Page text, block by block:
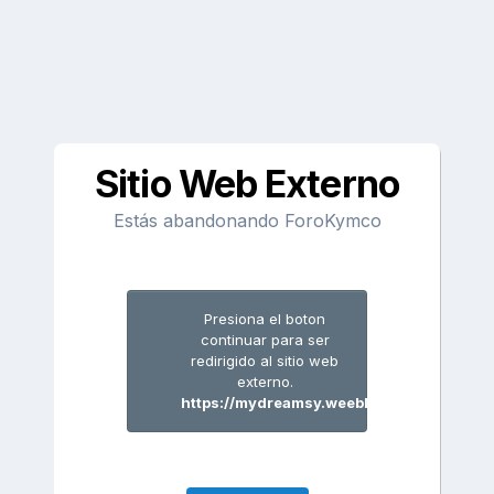
Sitio Web Externo
Estás abandonando ForoKymco
Presiona el boton
continuar para ser
redirigido al sitio web
externo.
https://mydreamsy.weebly.com